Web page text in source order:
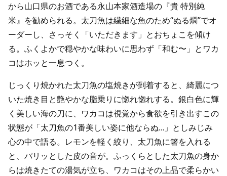
から山口県のお酒である永山本家酒造場の『貴 特別純
米』を勧められる。太刀魚は繊細な魚のため“ぬる燗”でオ
ーダーし、さっそく「いただきます」とおちょこを傾け
る。ふくよかで穏やかな味わいに思わず「和む〜」とワカ
コはホッと一息つく。
じっくり焼かれた太刀魚の塩焼きが到着すると、綺麗につ
いた焼き目と艶やかな脂乗りに惚れ惚れする。銀白色に輝
く美しい海の刀に、ワカコは視覚から食欲を引き出すこの
状態が「太刀魚の1番美しい姿に他ならぬ…」としみじみ
心の中で語る。レモンを軽く絞り、太刀魚に箸を入れる
と、パリッとした皮の音が。ふっくらとした太刀魚の身か
らは焼きたての湯気が立ち、ワカコはその上品で柔らかい